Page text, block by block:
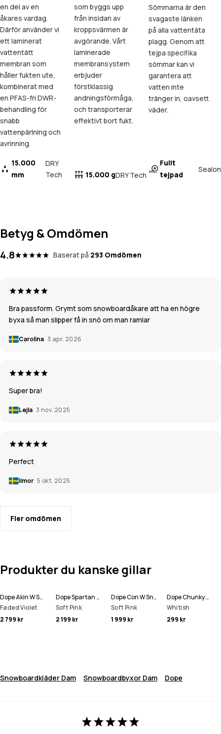
en del av en
åkares vardag.
Därför använder vi
ett laminerat
vattentätt
membran som
håller fukten ute,
kombinerat med
en PFAS-fri DWR-
behandling för
snabb
vattenpärlning och
avrinning.
15.000
mm
DRY
Tech
som byggs upp
från insidan av
kroppsvärmen är
avgörande. Vårt
laminerade
membransystem
erbjuder
förstklassig
andningsförmåga,
och transporterar
effektivt bort fukt.
15.000 gDRY Tech
Sömmarna är den
svagaste länken
på alla vattentäta
plagg. Genom att
tejpa specifika
sömmar kan vi
garantera att
vatten inte
tränger in, oavsett
väder.
Fullt
tejpad
Sealon
Betyg & Omdömen
4.8 Baserat på 293 Omdömen
Bra passform. Grymt som snowboardåkare att ha en högre
byxa så man slipper få in snö om man ramlar
Carolina 3 apr. 2026
Super bra!
Lejla 3 nov. 2025
Perfect
limor 5 okt. 2025
Fler omdömen
Produkter du kanske gillar
Dope Akin W Snowboardjacka Kvinna
Faded Violet
2 799 kr
Dope Spartan W Skidjacka Kvinna
Soft Pink
2 199 kr
Dope Con W Snowboardbyxa Kvinna
Soft Pink
1 999 kr
Dope Chunky Mössa
Whitish
299 kr
Snowboardkläder Dam Snowboardbyxor Dam Dope